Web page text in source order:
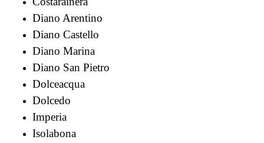
Diano Arentino
Diano Castello
Diano Marina
Diano San Pietro
Dolceacqua
Dolcedo
Imperia
Isolabona